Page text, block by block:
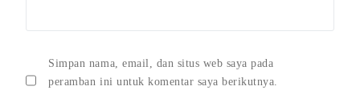
Simpan nama, email, dan situs web saya pada
peramban ini untuk komentar saya berikutnya.